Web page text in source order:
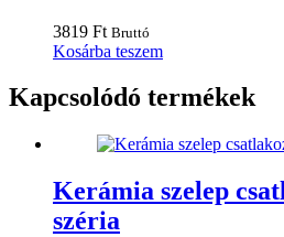
3819 Ft Bruttó
Kosárba teszem
Kapcsolódó termékek
Kerámia szelep
széria